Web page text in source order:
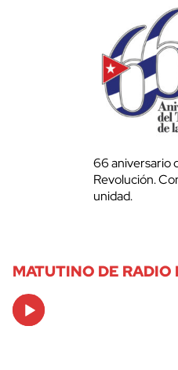
66 aniversario
Revolución.
unidad.
MATUTINO DE RADIO
Audio
Player